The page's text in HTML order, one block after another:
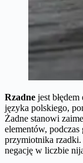
Rzadne jest
języka polskiego,
Żadne stanowi
elementów,
przymiotnika
negację w liczbie